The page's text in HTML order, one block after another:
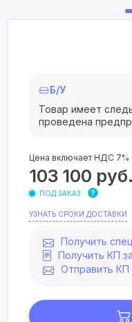
Б/У
Товар имеет
проведена
Цена включает НДС 7%
103 100 руб.
ПОД ЗАКАЗ
УЗНАТЬ СРОКИ ДОСТАВКИ
Получить
Получить КП
Отправить КП